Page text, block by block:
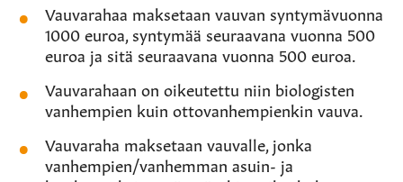
Vauvarahaa maksetaan vauvan syntymävuonna
1000 euroa, syntymää seuraavana vuonna 500
euroa ja sitä seuraavana vuonna 500 euroa.
Vauvarahaan on oikeutettu niin biologisten
vanhempien kuin ottovanhempienkin vauva.
Vauvaraha maksetaan vauvalle, jonka
vanhempien/vanhemman asuin- ja